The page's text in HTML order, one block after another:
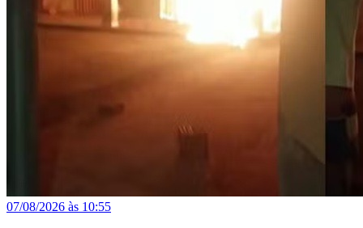
07/08/2026 às 10:55